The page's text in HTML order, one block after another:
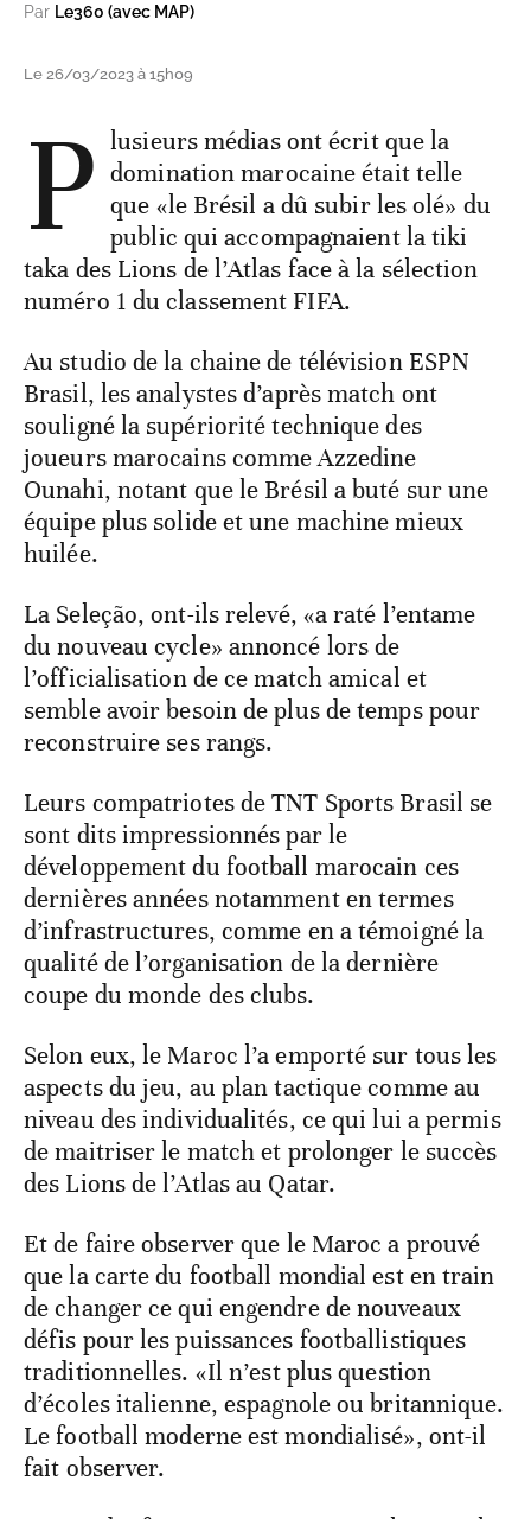
Par Le360 (avec MAP)
Le 26/03/2023 à 15h09
P lusieurs médias ont écrit que la
domination marocaine était telle
que «le Brésil a dû subir les olé» du
public qui accompagnaient la tiki
taka des Lions de l’Atlas face à la sélection
numéro 1 du classement FIFA.
Au studio de la chaine de télévision ESPN
Brasil, les analystes d’après match ont
souligné la supériorité technique des
joueurs marocains comme Azzedine
Ounahi, notant que le Brésil a buté sur une
équipe plus solide et une machine mieux
huilée.
La Seleção, ont-ils relevé, «a raté l’entame
du nouveau cycle» annoncé lors de
l’officialisation de ce match amical et
semble avoir besoin de plus de temps pour
reconstruire ses rangs.
Leurs compatriotes de TNT Sports Brasil se
sont dits impressionnés par le
développement du football marocain ces
dernières années notamment en termes
d’infrastructures, comme en a témoigné la
qualité de l’organisation de la dernière
coupe du monde des clubs.
Selon eux, le Maroc l’a emporté sur tous les
aspects du jeu, au plan tactique comme au
niveau des individualités, ce qui lui a permis
de maitriser le match et prolonger le succès
des Lions de l’Atlas au Qatar.
Et de faire observer que le Maroc a prouvé
que la carte du football mondial est en train
de changer ce qui engendre de nouveaux
défis pour les puissances footballistiques
traditionnelles. «Il n’est plus question
d’écoles italienne, espagnole ou britannique.
Le football moderne est mondialisé», ont-il
fait observer.